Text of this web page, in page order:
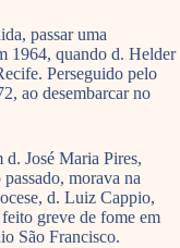
passar uma
1964, quando d. Helder
Perseguido pelo
ao desembarcar no
José Maria Pires,
morava na
d. Luiz Cappio,
greve de fome em
São Francisco.